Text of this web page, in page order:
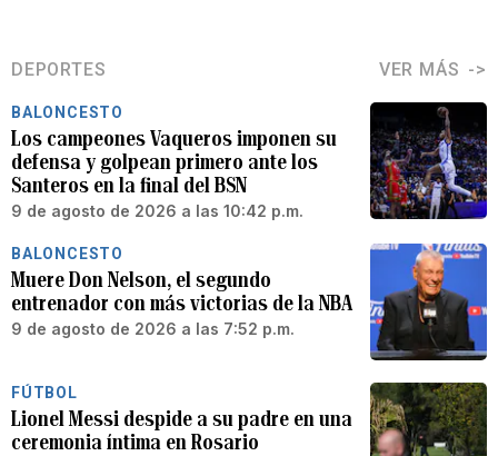
DEPORTES VER MÁS
BALONCESTO
Los campeones Vaqueros imponen su
defensa y golpean primero ante los
Santeros en la final del BSN
9 de agosto de 2026 a las 10:42 p.m.
BALONCESTO
Muere Don Nelson, el segundo
entrenador con más victorias de la NBA
9 de agosto de 2026 a las 7:52 p.m.
FÚTBOL
Lionel Messi despide a su padre en una
ceremonia íntima en Rosario